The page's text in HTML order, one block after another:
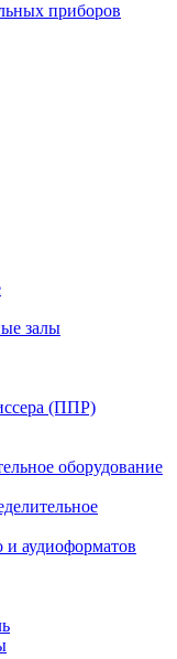
приборов
залы
(ППР)
оборудование
и аудиоформатов